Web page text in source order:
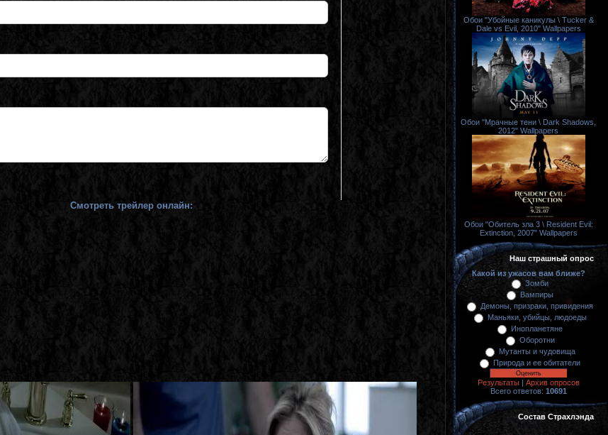
Смотреть трейлер онлайн:
Обои "Убойные каникулы \ Tucker &
Dale vs Evil, 2010" Wallpapers
Обои "Мрачные тени \ Dark Shadows,
2012" Wallpapers
Обои "Обитель зла 3 \ Resident Evil:
Extinction, 2007" Wallpapers
Наш страшный опрос
Какой из ужасов вам ближе?
Зомби
Вампиры
Демоны, призраки, привидения
Маньяки, убийцы, людоеды
Инопланетяне
Оборотни
Мутанты и чудовища
Природа и ее обитатели
Результаты| Архив опросов
Всего ответов: 10691
Состав Страхлэнда